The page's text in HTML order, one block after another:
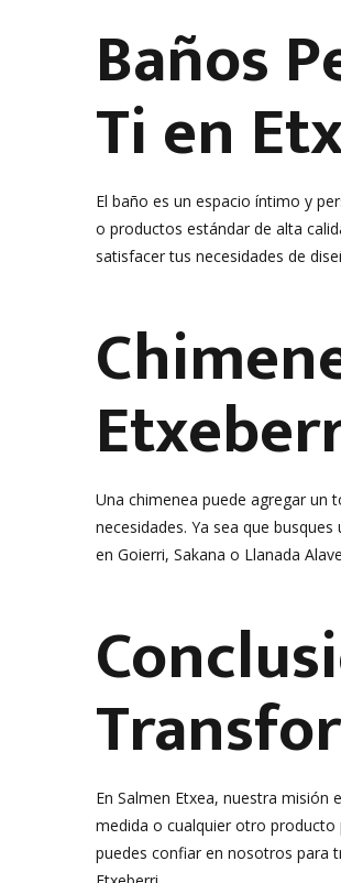
Baños
Ti en
El baño es un espacio íntimo y
o productos estándar de alta
satisfacer tus necesidades de
Una chimenea puede agregar un
necesidades. Ya sea que
en Goierri, Sakana o Llanada
En Salmen Etxea, nuestra
medida o cualquier otro producto
puedes confiar en nosotros para